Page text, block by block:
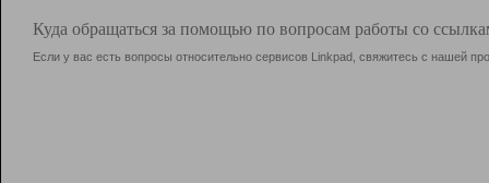
Куда обращаться за помощью по вопросам работы со
Если у вас есть вопросы относительно сервисов Linkpad, свяжитесь с нашей